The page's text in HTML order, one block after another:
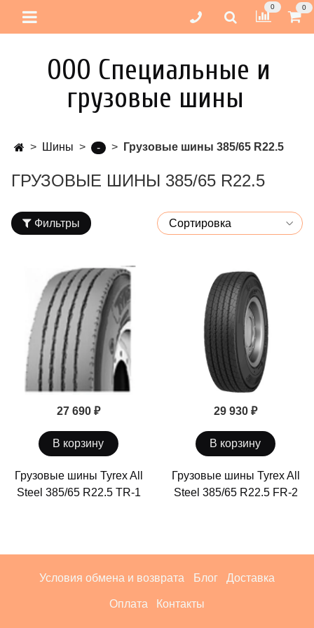
0 0
ООО Специальные и
грузовые шины
Шины - Грузовые шины 385/65 R22.5
ГРУЗОВЫЕ ШИНЫ 385/65 R22.5
Фильтры
27 690 ₽
В корзину
Грузовые шины Tyrex All
Steel 385/65 R22.5 TR-1
29 930 ₽
В корзину
Грузовые шины Tyrex All
Steel 385/65 R22.5 FR-2
Условия обмена и возврата Блог Доставка
Оплата Контакты